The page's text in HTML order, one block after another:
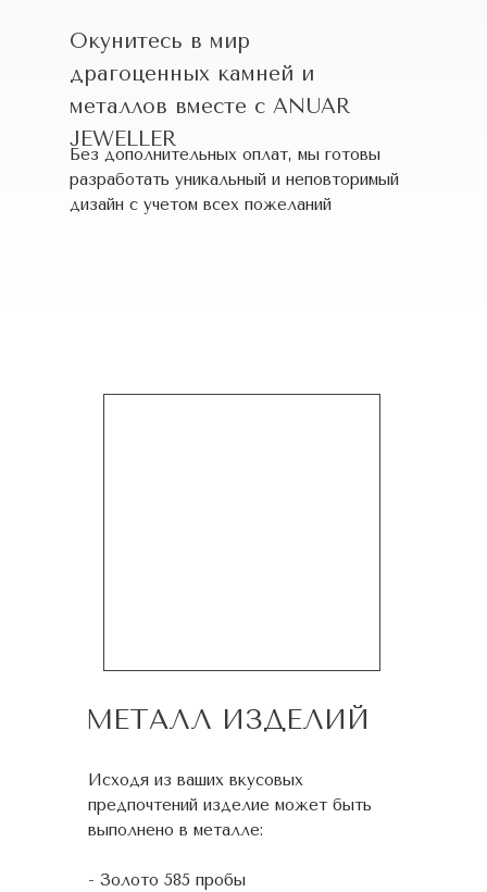
Окунитесь в мир
драгоценных камней и
металлов вместе с ANUAR
JEWELLER
Без дополнительных оплат, мы готовы
разработать уникальный и неповторимый
дизайн c учетом всех пожеланий
МЕТАЛЛ ИЗДЕЛИЙ
Исходя из ваших вкусовых
предпочтений изделие может быть
выполнено в металле:
- Золото 585 пробы